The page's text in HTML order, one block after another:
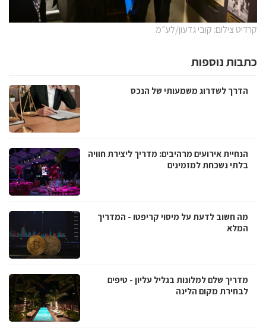
קרדיט צילום: קובי גדעון/לע״מ
כתבות נוספות
הדרך לשדרוג משמעותי של הנכס
הנחיית אירועים מרהיבים: מדריך ליצירת חוויה
בלתי נשכחת למזמינים
מה חשוב לדעת על מיסוי קריפטו - המדריך
המלא
מדריך שלם למלונות בגליל עליון - טיפים
לבחירת מקום הלינה